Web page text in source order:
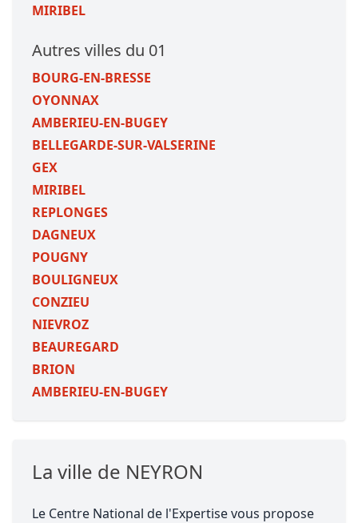
MIRIBEL
Autres villes du 01
BOURG-EN-BRESSE
OYONNAX
AMBERIEU-EN-BUGEY
BELLEGARDE-SUR-VALSERINE
GEX
MIRIBEL
REPLONGES
DAGNEUX
POUGNY
BOULIGNEUX
CONZIEU
NIEVROZ
BEAUREGARD
BRION
AMBERIEU-EN-BUGEY
La ville de NEYRON
Le Centre National de l'Expertise vous propose